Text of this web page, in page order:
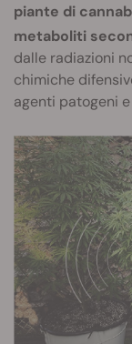
piante di
metaboliti
dalle radiazioni
chimiche
agenti patogeni